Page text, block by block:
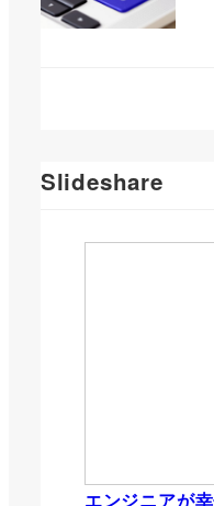
Slideshare
エンジニアが